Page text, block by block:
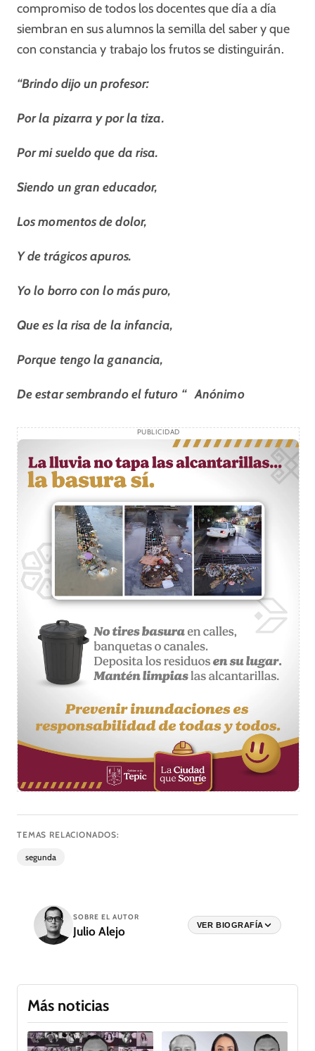
compromiso de todos los docentes que día a día
siembran en sus alumnos la semilla del saber y que
con constancia y trabajo los frutos se distinguirán.
“Brindo dijo un profesor:
Por la pizarra y por la tiza.
Por mi sueldo que da risa.
Siendo un gran educador,
Los momentos de dolor,
Y de trágicos apuros.
Yo lo borro con lo más puro,
Que es la risa de la infancia,
Porque tengo la ganancia,
De estar sembrando el futuro “ Anónimo
PUBLICIDAD
TEMAS RELACIONADOS:
segunda
SOBRE EL AUTOR
Julio Alejo VER BIOGRAFÍA
Más noticias